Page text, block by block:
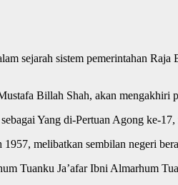
sejarah sistem pemerintahan
Billah Shah, akan mengakhiri
Yang di-Pertuan Agong ke-
melibatkan sembilan negeri
Tuanku Ja’afar Ibni Almarhum